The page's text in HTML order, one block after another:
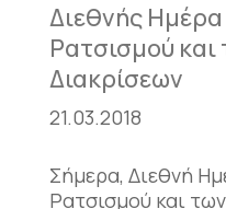
Διεθνής
Ρατσισμού
Διακρίσεων
21.03.2018
Σήμερα, Διεθνή
Ρατσισμού και